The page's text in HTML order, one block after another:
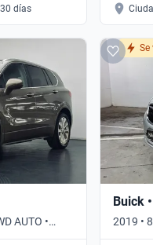
días
AUTO •
Se
Buick
2019 •